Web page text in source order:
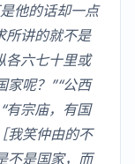
他的话却一点
所讲的就不是
各六七十里或
家呢？”“公西
有宗庙，有国
我笑仲由的不
不是国家，而